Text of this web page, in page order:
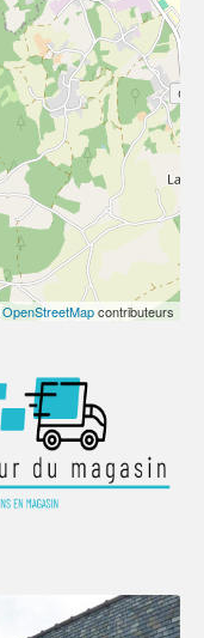
OpenStreetMapcontributeurs